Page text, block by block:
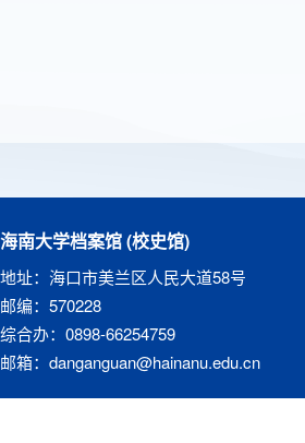
海南大学档案馆 (校史馆)
地址：海口市美兰区人民大道58号
邮编：570228
综合办：0898-66254759
邮箱：danganguan@hainanu.edu.cn